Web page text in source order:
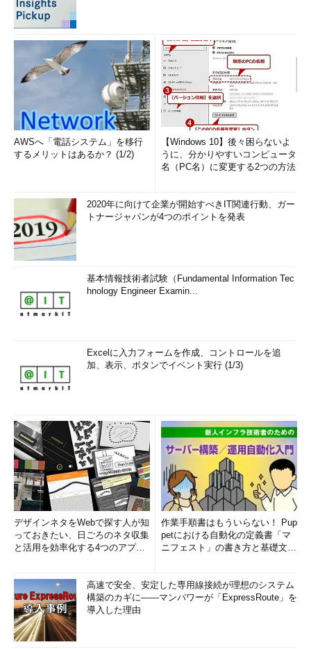
AWSへ「電話システム」を移行
するメリットはあるか？ (1/2)
【Windows 10】後々困らないよ
うに、分かりやすいコンピュータ
名（PC名）に変更する2つの方法
2020年に向けて企業が開始すべきIT関連行動、ガー
トナージャパンが4つのポイントを発表
基本情報技術者試験（Fundamental Information Tec
hnology Engineer Examin...
Excelに入力フォームを作成、コントロールを追
加、表示、ボタンでイベント実行 (1/3)
デザインネタをWebで探す人が知
っておきたい、日ごろのネタ収集
と活用を効率化する4つのアプリ
作業手順書はもういらない！ Pup
petにおける自動化の定義書「マ
ニフェスト」の書き方と基礎文法
高速で安全、安定した専用線接続が理想のシステム
構築のカギに――マンパワーが「ExpressRoute」を
導入した理由